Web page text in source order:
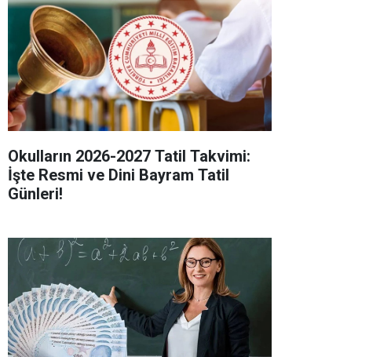
Okulların 2026-2027 Tatil Takvimi:
İşte Resmi ve Dini Bayram Tatil
Günleri!